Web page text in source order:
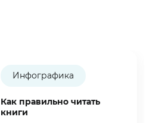
Инфографика
Как правильно читать
книги